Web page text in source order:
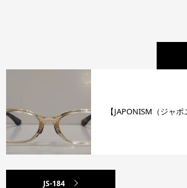
【JAPONISM（ジャ
JS-184